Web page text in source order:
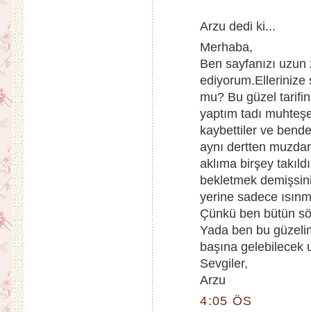
Arzu dedi ki...
Merhaba,
Ben sayfanızı
ediyorum.Ellerinize
mu? Bu güzel
yaptım tadı
kaybettiler ve
aynı dertten
aklıma birşey
bekletmek
yerine sadece
Çünkü ben bütün
Yada ben bu
başına gelebilecek
Sevgiler,
Arzu
4:05 ÖS